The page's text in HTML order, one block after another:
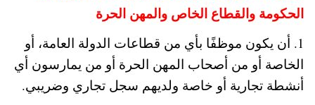
الحكومة والقطاع الخاص والمهن الحرة
1. أن يكون موظفًا بأي من قطاعات الدولة العامة، أو
الخاصة أو من أصحاب المهن الحرة أو من يمارسون أي
أنشطة تجارية أو خاصة ولديهم سجل تجاري وضريبي.